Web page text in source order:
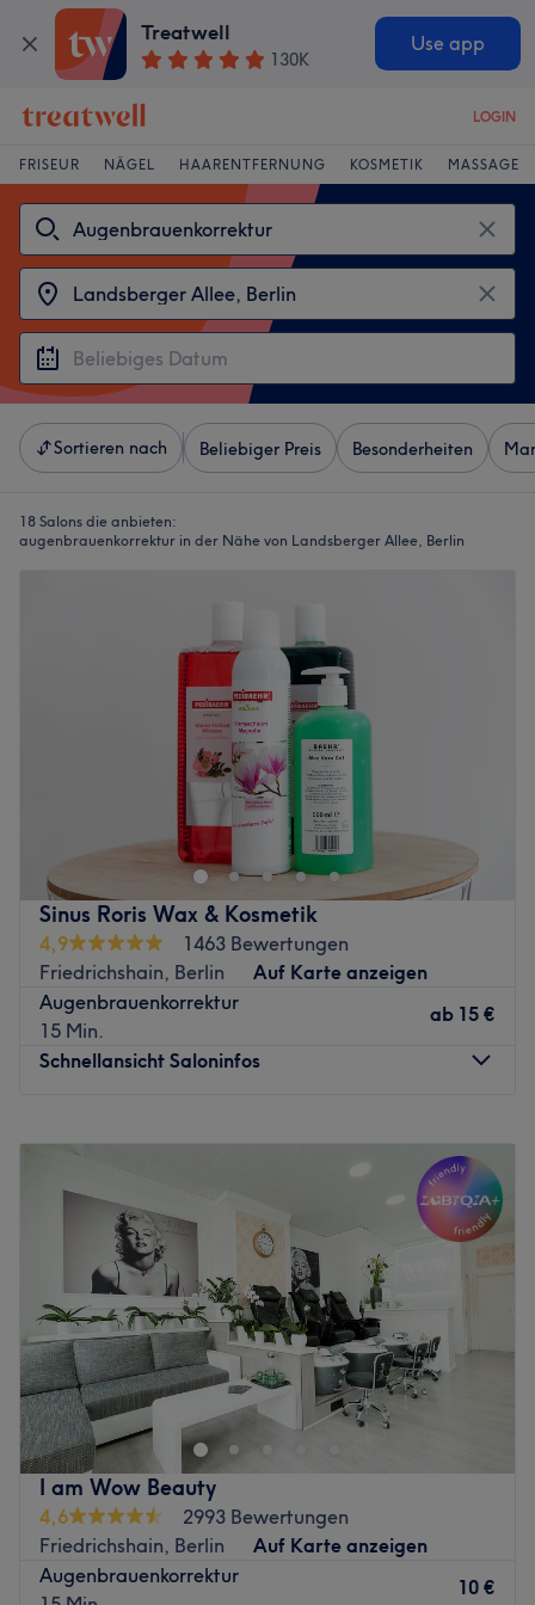
Treatwell
130K
Use app
LOGIN
FRISEUR NÄGEL HAARENTFERNUNG KOSMETIK MASSAGE
Sortieren nach Beliebiger Preis Besonderheiten
18 Salons die anbieten:
augenbrauenkorrektur in der Nähe von Landsberger Allee, Berlin
Sinus Roris Wax & Kosmetik
4,9
1463 Bewertungen
Friedrichshain, Berlin
Auf Karte anzeigen
Augenbrauenkorrektur
15 Min.
ab 15 €
Schnellansicht Saloninfos
Dienstag
19:30
Mittwoch
19:30
Donnerstag
–19:30
Freitag
19:30
Samstag
Geschlossen
Sonntag
Geschlossen
Seidenglatte Haut und ein frischer Teint – wer träumt
nicht davon? Bei Sinus Roris Wax & Kosmetik in der
Ebertystraße 50, nur fünf Minuten vom S-Bahnhof
Landberger Allee entfernt, kümmert sich eine top-
ausgebildete Kosmetikerin mit viel Leidenschaft um dein
gepflegtes Äußeres. Wenn du möchtest, kannst du gerne
vorbeikommen und deinen persönlichen Wunschtermin in
diesem wunderschönen Salon online oder per App mit
Treatwell buchen.
I am Wow Beauty
4,6
2993 Bewertungen
Friedrichshain, Berlin
Auf Karte anzeigen
Augenbrauenkorrektur
10 €